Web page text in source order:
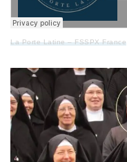
La Porte Latine – FSSPX France